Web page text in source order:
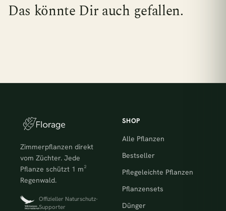
Das könnte Dir auch gefallen.
Zimmerpflanzen direkt
vom Züchter. Jede
Pflanze schützt 1 m²
Regenwald.
Offizieller Naturschutz-
Supporter
SHOP
Alle Pflanzen
Bestseller
Pflegeleichte Pflanzen
Pflanzensets
Dünger